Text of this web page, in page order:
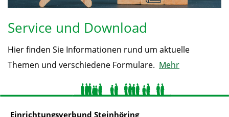
Service und Download
Hier finden Sie Informationen rund um aktuelle
Themen und verschiedene Formulare. Mehr
Einrichtungsverbund Steinhöring